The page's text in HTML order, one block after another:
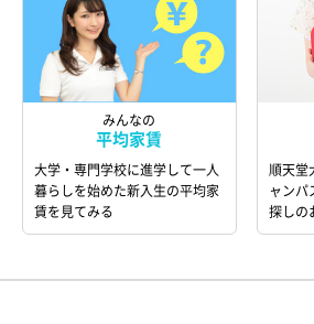
みんなの
平均家賃
大学・専門学校に進学して一人
暮らしを始めた新入生の平均家
賃を見てみる
順天堂
ャンパ
探しの